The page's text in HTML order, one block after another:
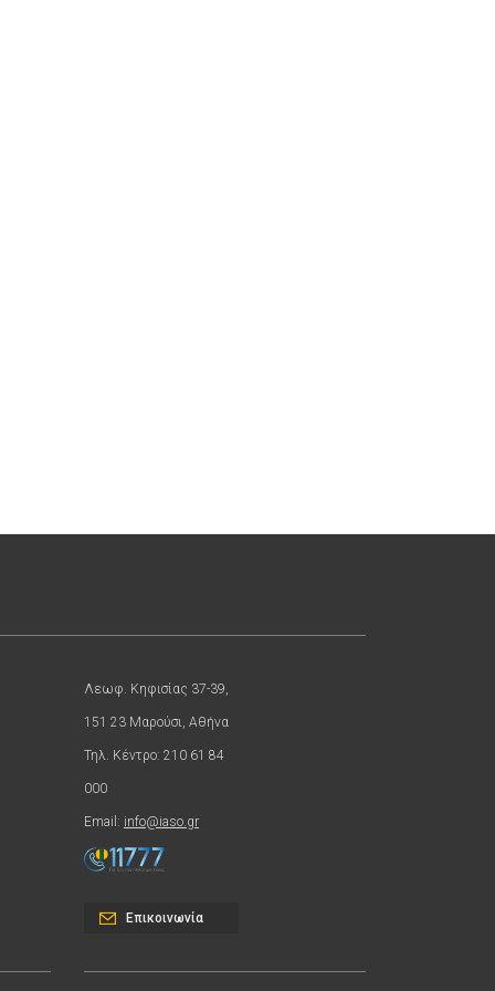
Λεωφ. Κηφισίας 37-39,
151 23 Μαρούσι, Αθήνα
Τηλ. Κέντρο: 210 61 84
000
Email: info@iaso.gr
Επικοινωνία